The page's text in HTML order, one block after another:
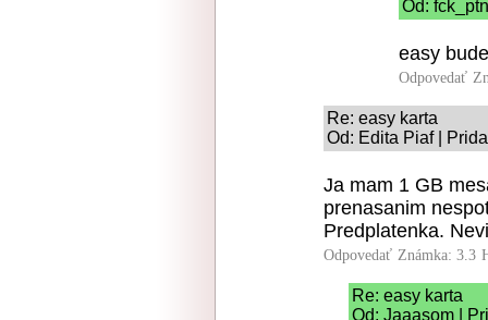
Od:
easy
Odpovedať
Re: easy karta
Od: Edita Piaf |
Ja mam 1 GB
prenasanim
Predplatenka.
Odpovedať Známka: 3.3
Re: easy karta
Od: Jaaasom |